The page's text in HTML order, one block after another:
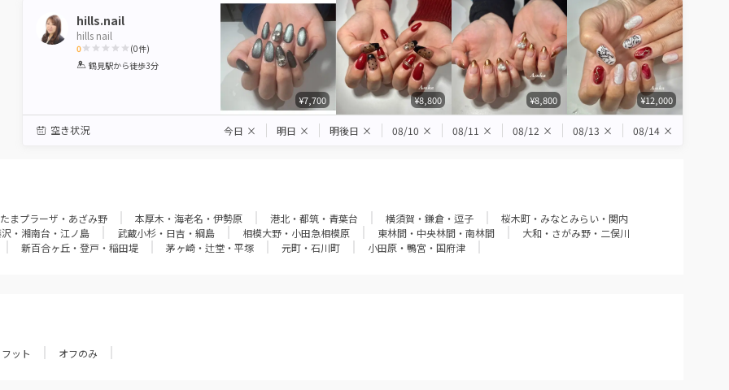
hills.nail
hills nail
0
1 2 3 4 5
(0件)
鶴見駅から徒歩3分
¥7,700 ¥8,800 ¥8,800 ¥12,000
空き状況 今日 × 明日 × 明後日 × 08/10 × 08/11 × 08/12 × 08/13 × 08/14 ×
たまプラーザ・あざみ野 本厚木・海老名・伊勢原 港北・都筑・青葉台 横須賀・鎌倉・逗子
桜木町・みなとみらい・関内
・湘南台・江ノ島 武蔵小杉・日吉・綱島 相模大野・小田急相模原 東林間・中央林間・南林間
大和・さがみ野・二俣川
新百合ヶ丘・登戸・稲田堤 茅ヶ崎・辻堂・平塚 元町・石川町 小田原・鴨宮・国府津
フット オフのみ